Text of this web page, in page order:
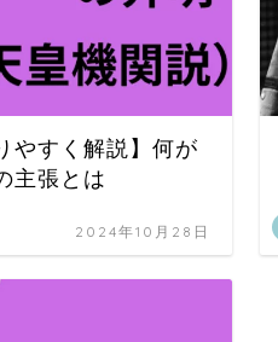
やすく解説】何が
主張とは
2024年10月28日